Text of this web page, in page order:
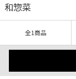
和惣菜
全1商品